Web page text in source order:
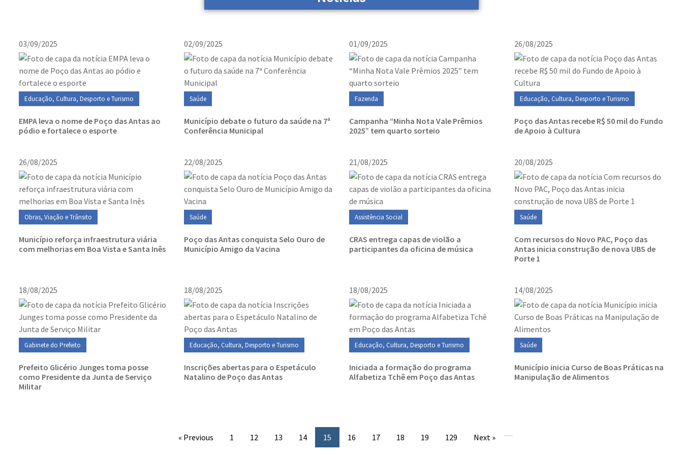
03/09/2025
Educação, Cultura, Desporto e Turismo
EMPA leva o nome de Poço das Antas ao
pódio e fortalece o esporte
02/09/2025
Saúde
Município debate o futuro da saúde na 7ª
Conferência Municipal
01/09/2025
Fazenda
Campanha “Minha Nota Vale Prêmios
2025” tem quarto sorteio
26/08/2025
Educação, Cultura, Desporto e Turismo
Poço das Antas recebe R$ 50 mil do Fundo
de Apoio à Cultura
26/08/2025
Obras, Viação e Trânsito
Município reforça infraestrutura viária
com melhorias em Boa Vista e Santa Inês
22/08/2025
Saúde
Poço das Antas conquista Selo Ouro de
Município Amigo da Vacina
21/08/2025
Assistência Social
CRAS entrega capas de violão a
participantes da oficina de música
20/08/2025
Saúde
Com recursos do Novo PAC, Poço das
Antas inicia construção de nova UBS de
Porte 1
18/08/2025
Gabinete do Prefeito
Prefeito Glicério Junges toma posse
como Presidente da Junta de Serviço
Militar
18/08/2025
Educação, Cultura, Desporto e Turismo
Inscrições abertas para o Espetáculo
Natalino de Poço das Antas
18/08/2025
Educação, Cultura, Desporto e Turismo
Iniciada a formação do programa
Alfabetiza Tchê em Poço das Antas
14/08/2025
Saúde
Município inicia Curso de Boas Práticas na
Manipulação de Alimentos
« Previous 1 ...
12 13 14 15 16 17 18 19 ...
129
Next »